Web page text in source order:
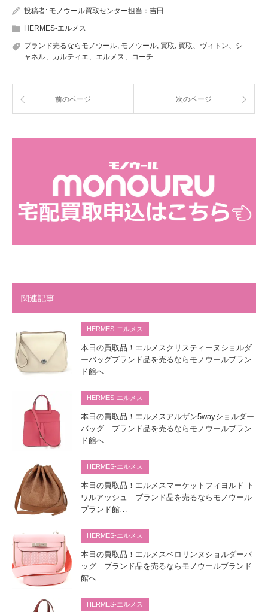
投稿者: モノウール買取センター担当：吉田
HERMES-エルメス
ブランド売るならモノウール モノウール 買取 買取、ヴィトン、シ
ャネル、カルティエ、エルメス、コーチ
前のページ 次のページ
関連記事
HERMES-エルメス
本日の買取品！エルメスクリスティーヌショルダ
ーバッグブランド品を売るならモノウールブラン
ド館へ
HERMES-エルメス
本日の買取品！エルメスアルザン5wayショルダー
バッグ ブランド品を売るならモノウールブラン
ド館へ
HERMES-エルメス
本日の買取品！エルメスマーケットフィヨルド ト
ワルアッシュ ブランド品を売るならモノウール
ブランド館…
HERMES-エルメス
本日の買取品！エルメスベロリンヌショルダーバ
ッグ ブランド品を売るならモノウールブランド
館へ
HERMES-エルメス